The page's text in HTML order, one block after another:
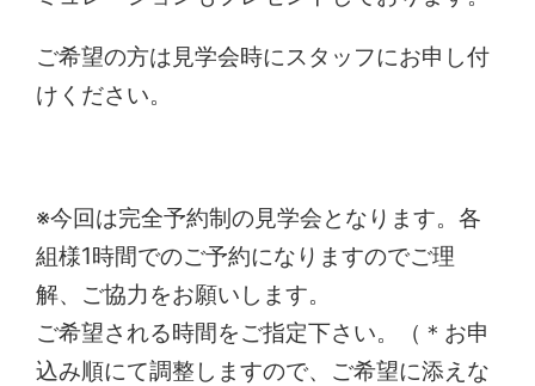
ご希望の方は見学会時にスタッフにお申し付
けください。
※今回は完全予約制の見学会となります。各
組様1時間でのご予約になりますのでご理
解、ご協力をお願いします。
ご希望される時間をご指定下さい。（＊お申
込み順にて調整しますので、ご希望に添えな